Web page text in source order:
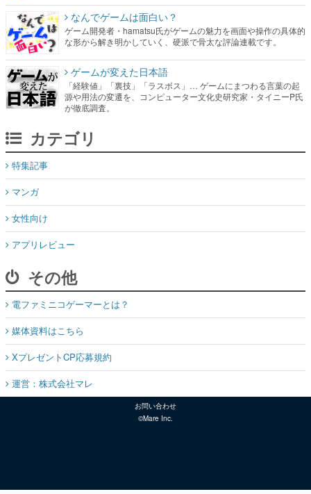
なんでゲームは面白い？
ゲーム開発者・hamatsu氏がゲームの魅力を画面や操作の具体的
な形から解き明かしていく、硬派で骨太な評論連載です。
ゲームが変えた日本語
「経験値」「裏技」「ラスボス」… ゲームにまつわる言葉の起
源や用法の変遷を、コンピューター文化史研究家・タイニーP氏
が徹底調査。
カテゴリ
特集記事
マンガ
女性向け
アプリレビュー
その他
電ファミニコゲーマーとは？
媒体資料はこちら
XプレゼントCP応募規約
運営：株式会社マレ
お問い合わせ
©Mare Inc.